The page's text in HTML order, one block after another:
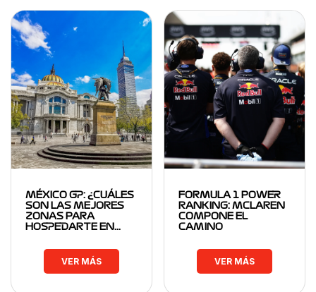
MÉXICO GP: ¿CUÁLES
SON LAS MEJORES
ZONAS PARA
HOSPEDARTE EN…
VER MÁS
FORMULA 1 POWER
RANKING: MCLAREN
COMPONE EL
CAMINO
VER MÁS